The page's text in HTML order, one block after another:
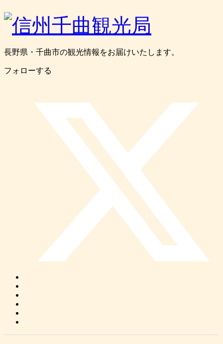
長野県・千曲市の観光情報をお届けいたします。
フォローする